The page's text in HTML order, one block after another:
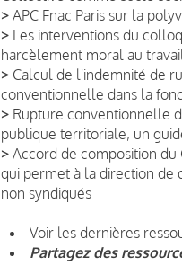
> APC Fnac Paris sur la
> Les interventions du
harcèlement moral au travail
> Calcul de l'indemnité de
conventionnelle dans la
> Rupture conventionnelle
publique territoriale, un
> Accord de composition du
qui permet à la direction de
non syndiqués
Voir les dernières
Partagez des